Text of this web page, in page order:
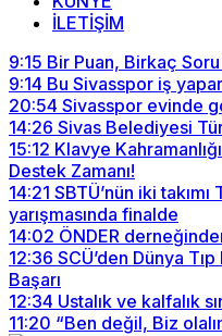
İLETİŞİM
9:15 Bir Puan, Birkaç
9:14 Bu Sivasspor iş
20:54 Sivasspor evinde
14:26 Sivas Belediyesi
15:12 Klavye
Destek Zamanı!
14:21 SBTÜ’nün iki
yarışmasında finalde
14:02 ÖNDER
12:36 SCÜ’den Dünya
Başarı
12:34 Ustalık ve kalfalık
11:20 “Ben değil, Biz